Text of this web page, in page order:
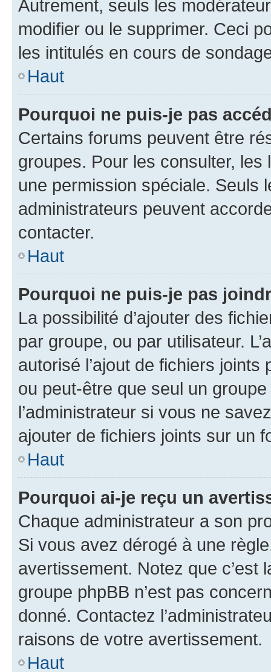
Autrement, seuls les
modifier ou le supprimer. Ceci
les intitulés en cours de
Haut
Pourquoi ne puis-je pas
Certains forums peuvent être
groupes. Pour les consulter,
une permission spéciale. Seuls
administrateurs peuvent
contacter.
Haut
Pourquoi ne puis-je pas
La possibilité d’ajouter des
par groupe, ou par utilisateur.
autorisé l’ajout de fichiers
ou peut-être que seul un
l’administrateur si vous ne
ajouter de fichiers joints sur un
Haut
Pourquoi ai-je reçu un
Chaque administrateur a son
Si vous avez dérogé à une
avertissement. Notez que c’est
groupe phpBB n’est pas
donné. Contactez
raisons de votre avertissement.
Haut